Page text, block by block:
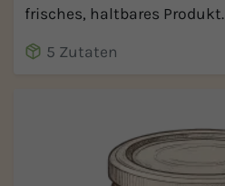
frisches, haltbares Produkt.
5 Zutaten